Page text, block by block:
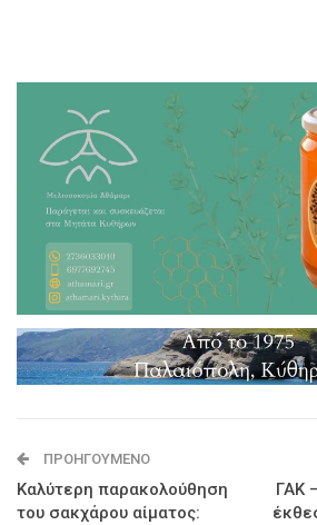
ΠΡΟΗΓΟΎΜΕΝΟ
Καλύτερη παρακολούθηση
του σακχάρου αίματος:
ΓΑΚ